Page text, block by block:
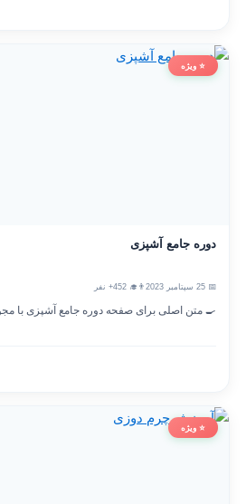
⭐ ویژه
دوره جامع آشپزی
👨‍🎓 452+ نفر
🍳 متن اصلی برای صفحه دوره جامع آشپزی با
⭐ ویژه